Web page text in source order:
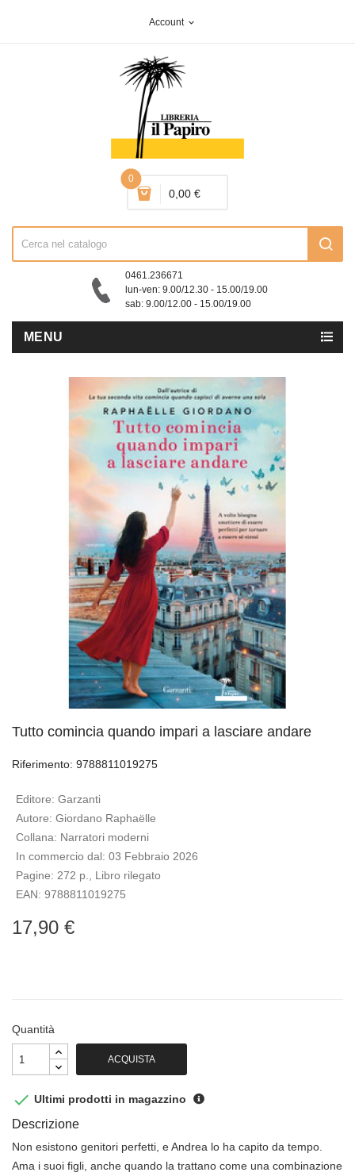
Account expand_more
0
0,00 €
0461.236671
lun-ven: 9.00/12.30 - 15.00/19.00
sab: 9.00/12.00 - 15.00/19.00
MENU
Tutto comincia quando impari a lasciare andare
Riferimento: 9788811019275
Editore: Garzanti
Autore: Giordano Raphaëlle
Collana: Narratori moderni
In commercio dal: 03 Febbraio 2026
Pagine: 272 p., Libro rilegato
EAN: 9788811019275
17,90 €
Quantità
ACQUISTA
 Ultimi prodotti in magazzino
Descrizione
Non esistono genitori perfetti, e Andrea lo ha capito da tempo.
Ama i suoi figli, anche quando la trattano come una combinazione